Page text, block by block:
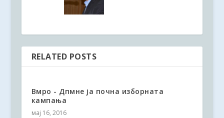
RELATED POSTS
Вмро - Дпмне ја почна изборната
кампања
мај 16, 2016